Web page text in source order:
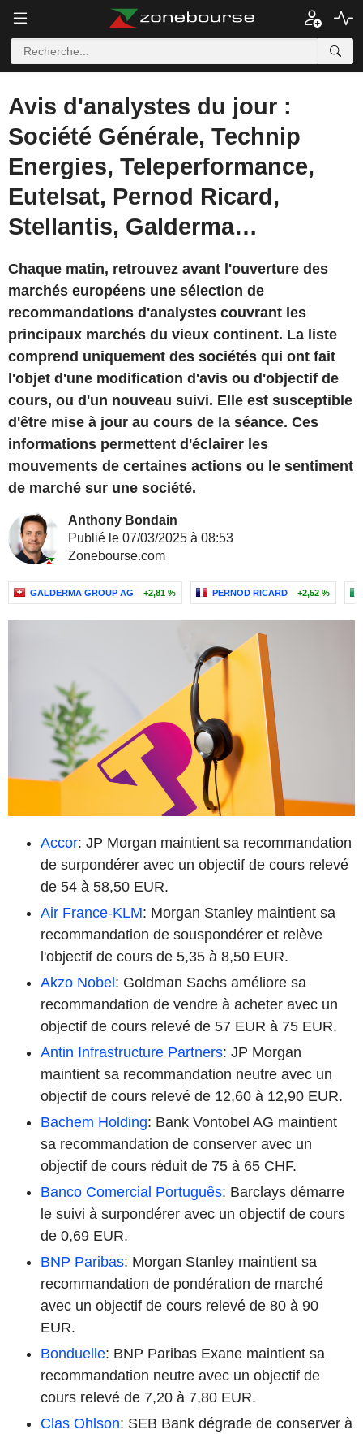
Avis d'analystes du jour :
Société Générale, Technip
Energies, Teleperformance,
Eutelsat, Pernod Ricard,
Stellantis, Galderma…
Chaque matin, retrouvez avant l'ouverture des
marchés européens une sélection de
recommandations d'analystes couvrant les
principaux marchés du vieux continent. La liste
comprend uniquement des sociétés qui ont fait
l'objet d'une modification d'avis ou d'objectif de
cours, ou d'un nouveau suivi. Elle est susceptible
d'être mise à jour au cours de la séance. Ces
informations permettent d'éclairer les
mouvements de certaines actions ou le sentiment
de marché sur une société.
Anthony Bondain
Publié le 07/03/2025 à 08:53
Zonebourse.com
GALDERMA GROUP AG +2,81 % PERNOD RICARD +2,52 %
Accor: JP Morgan maintient sa recommandation
de surpondérer avec un objectif de cours relevé
de 54 à 58,50 EUR.
Air France-KLM: Morgan Stanley maintient sa
recommandation de souspondérer et relève
l'objectif de cours de 5,35 à 8,50 EUR.
Akzo Nobel: Goldman Sachs améliore sa
recommandation de vendre à acheter avec un
objectif de cours relevé de 57 EUR à 75 EUR.
Antin Infrastructure Partners: JP Morgan
maintient sa recommandation neutre avec un
objectif de cours relevé de 12,60 à 12,90 EUR.
Bachem Holding: Bank Vontobel AG maintient
sa recommandation de conserver avec un
objectif de cours réduit de 75 à 65 CHF.
Banco Comercial Português: Barclays démarre
le suivi à surpondérer avec un objectif de cours
de 0,69 EUR.
BNP Paribas: Morgan Stanley maintient sa
recommandation de pondération de marché
avec un objectif de cours relevé de 80 à 90
EUR.
Bonduelle: BNP Paribas Exane maintient sa
recommandation neutre avec un objectif de
cours relevé de 7,20 à 7,80 EUR.
Clas Ohlson: SEB Bank dégrade de conserver à